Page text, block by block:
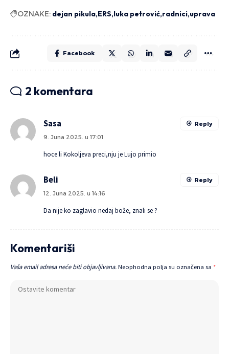
OZNAKE: dejan pikula ERS luka petrović radnici uprava
Facebook
2 komentara
Sasa
9. Juna 2025. u 17:01
hoce li Kokoljeva preci,nju je Lujo primio
Reply
Beli
12. Juna 2025. u 14:16
Da nije ko zaglavio nedaj bože, znali se ?
Reply
Komentariši
Vaša email adresa neće biti objavljivana. Neophodna polja su označena sa *